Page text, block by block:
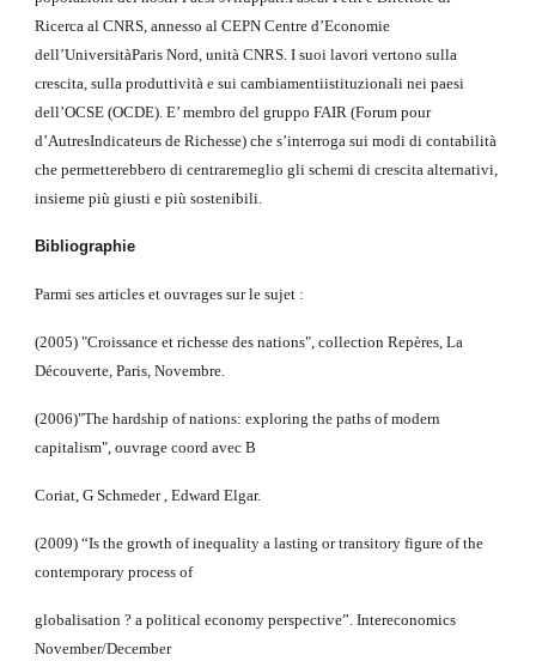
Ricerca al CNRS, annesso al CEPN Centre d’Economie
dell’UniversitàParis Nord, unità CNRS. I suoi lavori vertono sulla
crescita, sulla produttività e sui cambiamentiistituzionali nei paesi
dell’OCSE (OCDE). E’ membro del gruppo FAIR (Forum pour
d’AutresIndicateurs de Richesse) che s’interroga sui modi di contabilità
che permetterebbero di centraremeglio gli schemi di crescita alternativi,
insieme più giusti e più sostenibili.
Bibliographie
Parmi ses articles et ouvrages sur le sujet :
(2005) "Croissance et richesse des nations", collection Repères, La
Découverte, Paris, Novembre.
(2006)"The hardship of nations: exploring the paths of modern
capitalism", ouvrage coord avec B
Coriat, G Schmeder , Edward Elgar.
(2009) “Is the growth of inequality a lasting or transitory figure of the
contemporary process of
globalisation ? a political economy perspective”. Intereconomics
November/December